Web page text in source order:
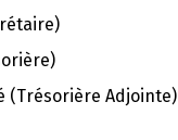
(Trésorière Adjointe)